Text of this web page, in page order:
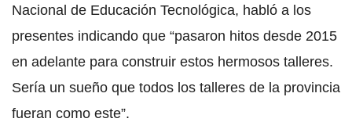
Nacional de Educación Tecnológica, habló a los
presentes indicando que “pasaron hitos desde 2015
en adelante para construir estos hermosos talleres.
Sería un sueño que todos los talleres de la provincia
fueran como este”.